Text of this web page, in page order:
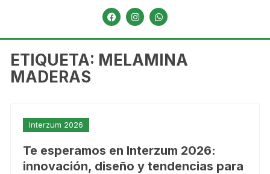
ETIQUETA: MELAMINA
MADERAS
Interzum 2026
Te esperamos en Interzum 2026:
innovación, diseño y tendencias para